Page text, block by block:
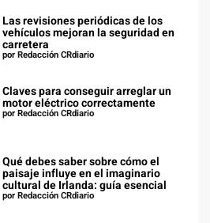
Las revisiones periódicas de los
vehículos mejoran la seguridad en
carretera
por Redacción CRdiario
Claves para conseguir arreglar un
motor eléctrico correctamente
por Redacción CRdiario
Qué debes saber sobre cómo el
paisaje influye en el imaginario
cultural de Irlanda: guía esencial
por Redacción CRdiario